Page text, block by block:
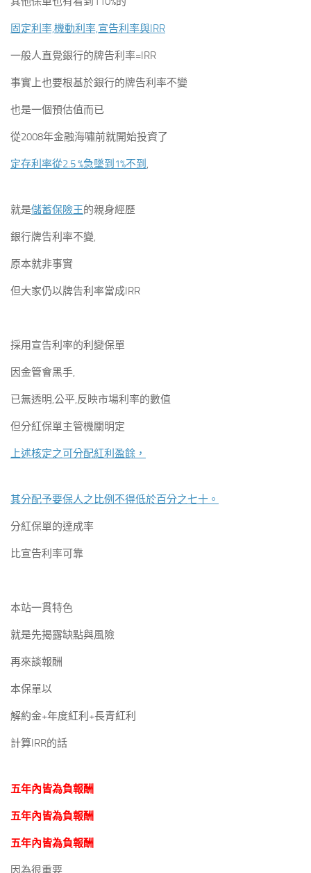
固定利率,機動利率,宣告利率與IRR
一般人直覺銀行的牌告利率=IRR
事實上也要根基於銀行的牌告利率不變
也是一個預估值而已
從2008年金融海嘯前就開始投資了
定存利率從2.5 %急墜到1%不到
就是儲蓄保險王的親身經歷
銀行牌告利率不變,
原本就非事實
但大家仍以牌告利率當成IRR
採用宣告利率的利變保單
因金管會黑手,
已無透明,公平,反映市場利率的數值
但分紅保單主管機關明定
上述核定之可分配紅利盈餘，
其分配予要保人之比例不得低於百分之七十。
分紅保單的達成率
比宣告利率可靠
本站一貫特色
就是先揭露缺點與風險
再來談報酬
本保單以
解約金+年度紅利+長青紅利
計算IRR的話
五年內皆為負報酬
五年內皆為負報酬
五年內皆為負報酬
因為很重要